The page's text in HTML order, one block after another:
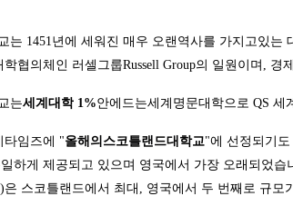
는 1451 년에 세워진 매우 오랜역사를 가지고있는
학협의체인 러셀그룹Russell Group의 일원이며 경
는세계대학 1%안에드는세계명문대학으로 QS 세
임즈에 "올해의스코틀랜드대학교"에 선정되기
하게 제공되고 있으며 영국에서 가장 오래되었습
은 스코틀랜드에서 최대 영국에서 두 번째로 규모